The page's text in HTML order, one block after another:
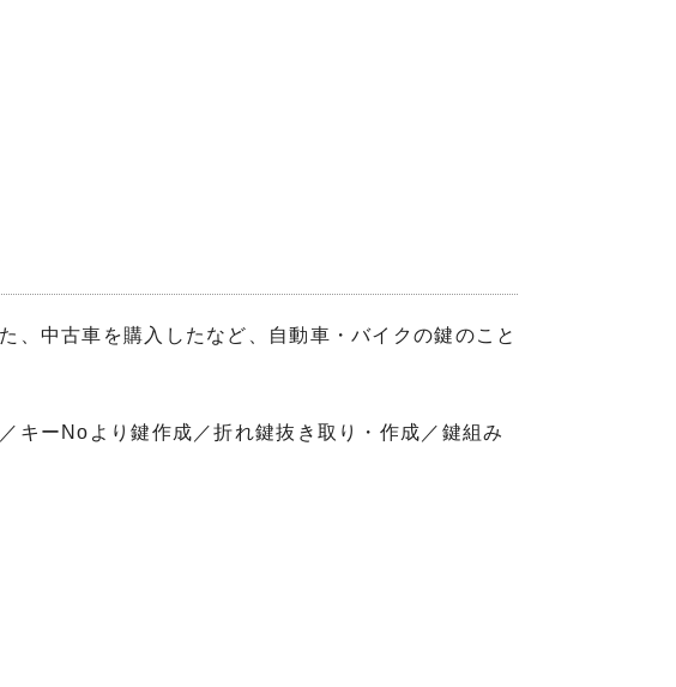
、中古車を購入したなど、自動車・バイクの鍵のこと
キーNoより鍵作成／折れ鍵抜き取り・作成／鍵組み